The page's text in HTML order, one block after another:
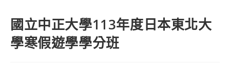
國立中正大學113年度日本東北大
學寒假遊學學分班